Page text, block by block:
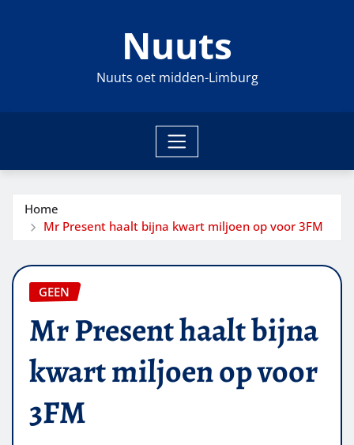
Nuuts
Nuuts oet midden-Limburg
Home
Mr Present haalt bijna kwart miljoen op voor 3FM
GEEN
Mr Present haalt bijna
kwart miljoen op voor
3FM